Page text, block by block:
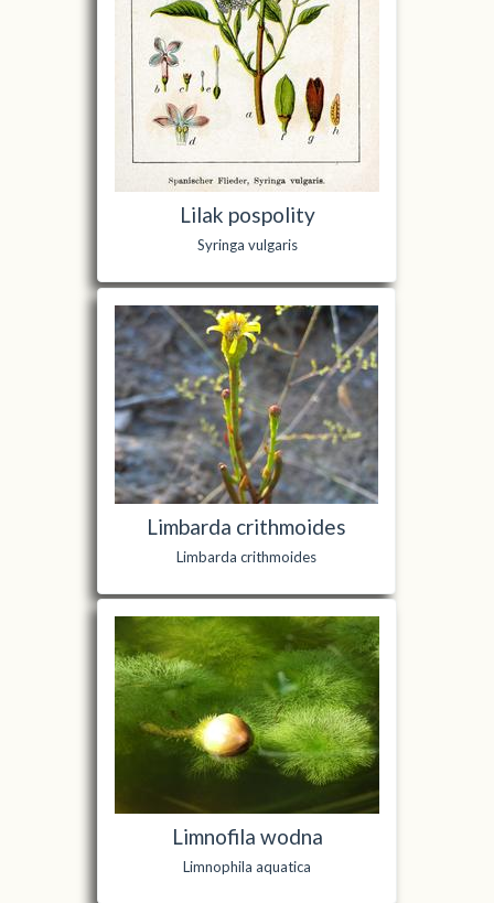
Lilak pospolity
Syringa vulgaris
Limbarda crithmoides
Limbarda crithmoides
Limnofila wodna
Limnophila aquatica